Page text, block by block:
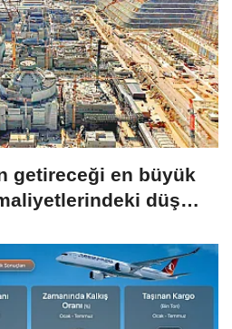
getireceği en büyük
düşüş